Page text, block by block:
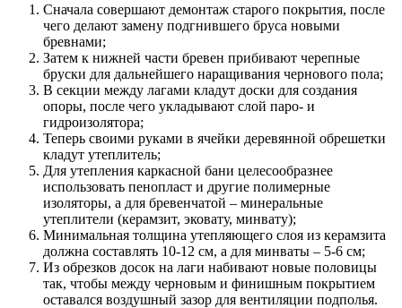
Сначала совершают демонтаж старого покрытия, после
чего делают замену подгнившего бруса новыми
бревнами;
Затем к нижней части бревен прибивают черепные
бруски для дальнейшего наращивания чернового пола;
В секции между лагами кладут доски для создания
опоры, после чего укладывают слой паро- и
гидроизолятора;
Теперь своими руками в ячейки деревянной обрешетки
кладут утеплитель;
Для утепления каркасной бани целесообразнее
использовать пенопласт и другие полимерные
изоляторы, а для бревенчатой – минеральные
утеплители (керамзит, эковату, минвату);
Минимальная толщина утепляющего слоя из керамзита
должна составлять 10-12 см, а для минваты – 5-6 см;
Из обрезков досок на лаги набивают новые половицы
так, чтобы между черновым и финишным покрытием
оставался воздушный зазор для вентиляции подполья.